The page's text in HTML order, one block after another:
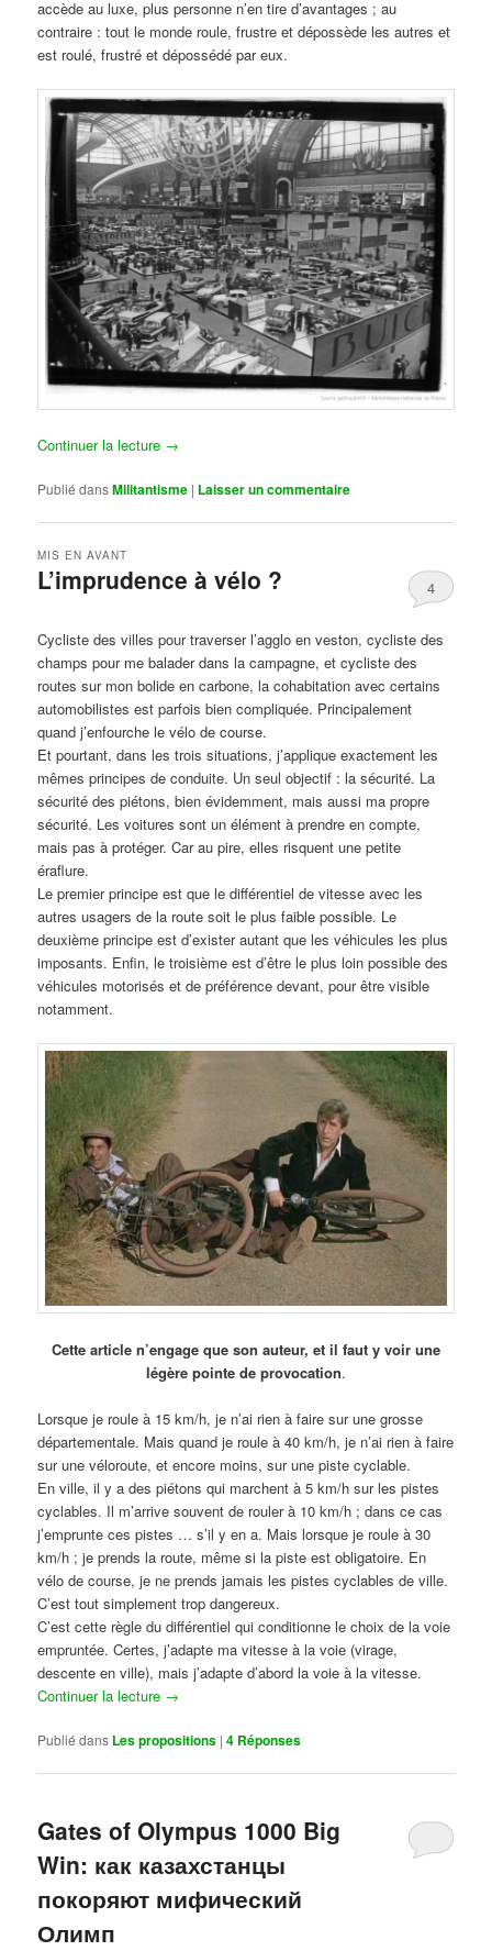
accède au luxe, plus personne n’en tire d’avantages ; au
contraire : tout le monde roule, frustre et dépossède les autres et
est roulé, frustré et dépossédé par eux.
Continuer la lecture →
Publié dansMilitantisme | Laisser un commentaire
L’imprudence à vélo ?
MIS EN AVANT
4
Cycliste des villes pour traverser l’agglo en veston, cycliste des
champs pour me balader dans la campagne, et cycliste des
routes sur mon bolide en carbone, la cohabitation avec certains
automobilistes est parfois bien compliquée. Principalement
quand j’enfourche le vélo de course.
Et pourtant, dans les trois situations, j’applique exactement les
mêmes principes de conduite. Un seul objectif : la sécurité. La
sécurité des piétons, bien évidemment, mais aussi ma propre
sécurité. Les voitures sont un élément à prendre en compte,
mais pas à protéger. Car au pire, elles risquent une petite
éraflure.
Le premier principe est que le différentiel de vitesse avec les
autres usagers de la route soit le plus faible possible. Le
deuxième principe est d’exister autant que les véhicules les plus
imposants. Enfin, le troisième est d’être le plus loin possible des
véhicules motorisés et de préférence devant, pour être visible
notamment.
Cette article n’engage que son auteur, et il faut y voir une
légère pointe de provocation.
Lorsque je roule à 15 km/h, je n’ai rien à faire sur une grosse
départementale. Mais quand je roule à 40 km/h, je n’ai rien à faire
sur une véloroute, et encore moins, sur une piste cyclable.
En ville, il y a des piétons qui marchent à 5 km/h sur les pistes
cyclables. Il m’arrive souvent de rouler à 10 km/h ; dans ce cas
j’emprunte ces pistes … s’il y en a. Mais lorsque je roule à 30
km/h ; je prends la route, même si la piste est obligatoire. En
vélo de course, je ne prends jamais les pistes cyclables de ville.
C’est tout simplement trop dangereux.
C’est cette règle du différentiel qui conditionne le choix de la voie
empruntée. Certes, j’adapte ma vitesse à la voie (virage,
descente en ville), mais j’adapte d’abord la voie à la vitesse.
Continuer la lecture →
Publié dans Les propositions |4 Réponses
Gates of Olympus 1000 Big
Win: как казахстанцы
покоряют мифический
Олимп